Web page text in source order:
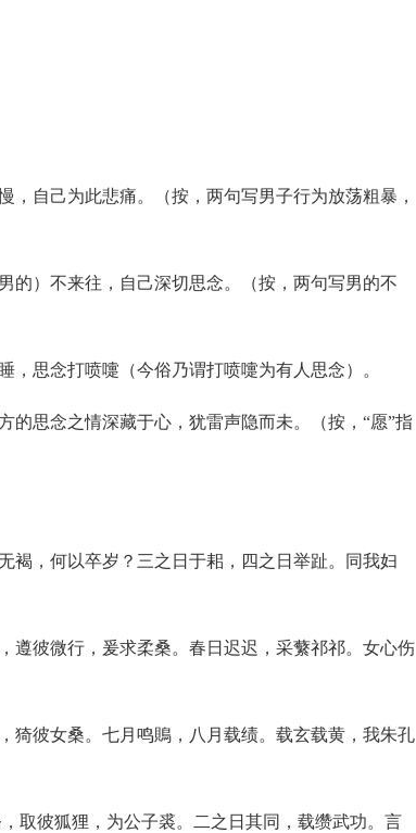
自己为此悲痛。（按，两句写男子行为放荡粗暴，
）不来往，自己深切思念。（按，两句写男的不
思念打喷嚏（今俗乃谓打喷嚏为有人思念）。
思念之情深藏于心，犹雷声隐而未。（按，“愿”指
，何以卒岁？三之日于耜，四之日举趾。同我妇
彼微行，爰求柔桑。春日迟迟，采蘩祁祁。女心伤
彼女桑。七月鸣鵙，八月载绩。载玄载黄，我朱孔
彼狐狸，为公子裘。二之日其同，载缵武功。言